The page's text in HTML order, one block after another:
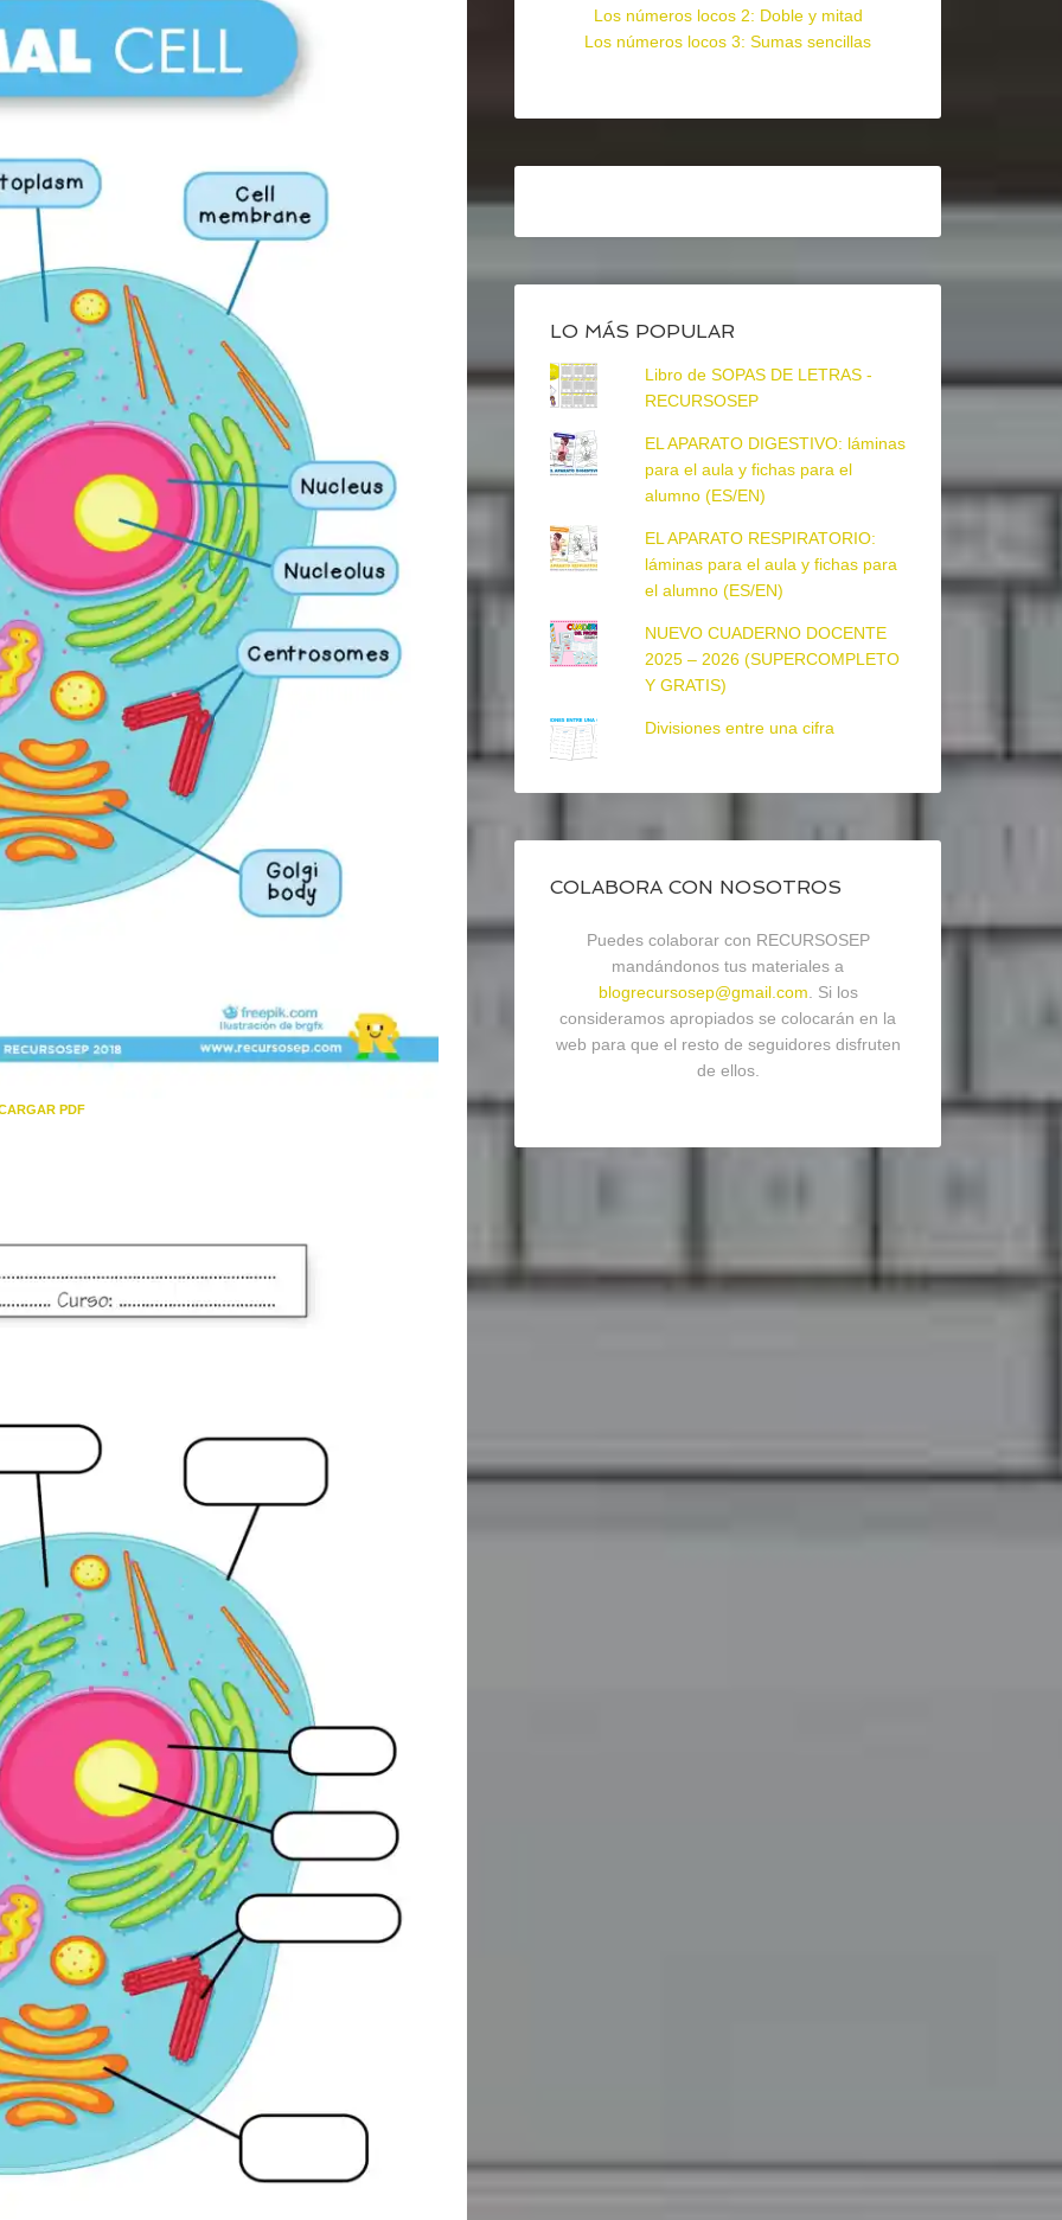
PDF
Los números locos 2: Doble y mitad
Los números locos 3: Sumas sencillas
LO MÁS POPULAR
Libro de SOPAS DE LETRAS -
RECURSOSEP
EL APARATO DIGESTIVO: láminas
para el aula y fichas para el
alumno (ES/EN)
EL APARATO RESPIRATORIO:
láminas para el aula y fichas para
el alumno (ES/EN)
NUEVO CUADERNO DOCENTE
2025 – 2026 (SUPERCOMPLETO
Y GRATIS)
Divisiones entre una cifra
COLABORA CON NOSOTROS
Puedes colaborar con RECURSOSEP
mandándonos tus materiales a
blogrecursosep@gmail.com . Si los
consideramos apropiados se colocarán en la
web para que el resto de seguidores disfruten
de ellos.